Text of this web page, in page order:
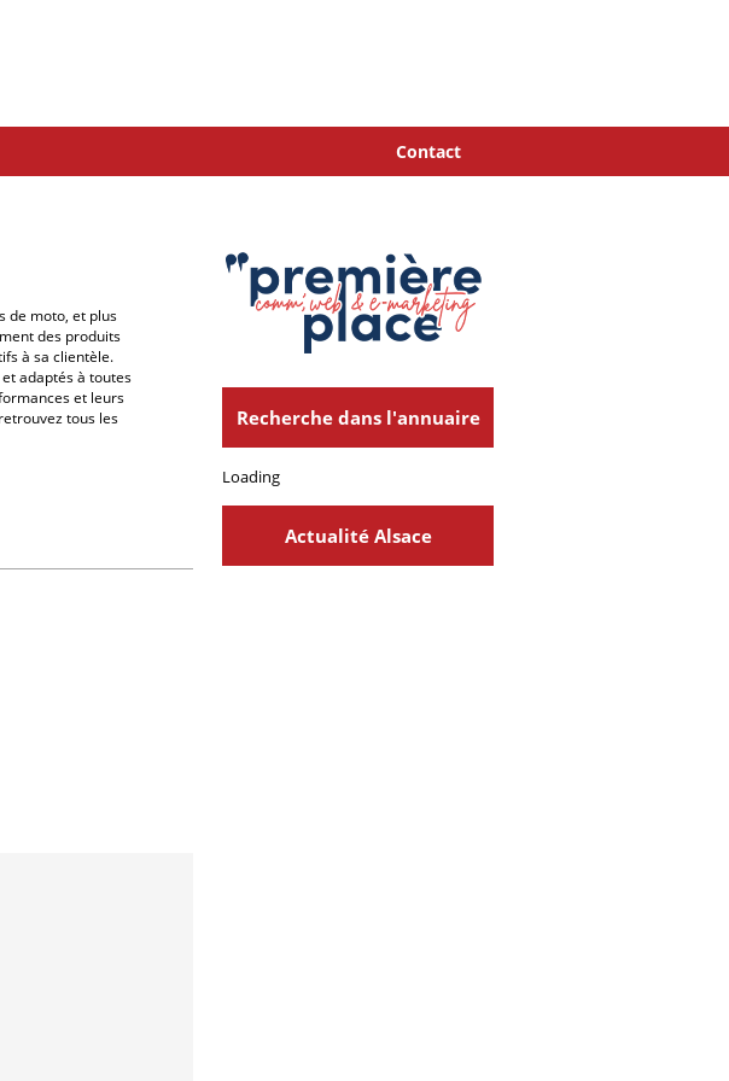
Contact
de moto, et plus
des produits
à sa clientèle.
adaptés à toutes
et leurs
tous les
Recherche dans l'annuaire
Loading
Actualité Alsace